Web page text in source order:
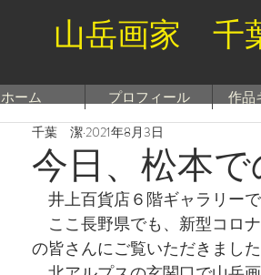
山岳画家
ホーム プロフィール 作品
今日、松本で
千葉 潔 2021年8月3日
井上百貨店６階ギャラリー
ここ長野県でも、新型コロ
の皆さんにご覧いただきまし